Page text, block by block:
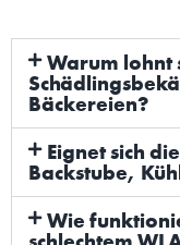
Warum lohnt
Bäckereien?
Eignet sich
Backstube,
Wie